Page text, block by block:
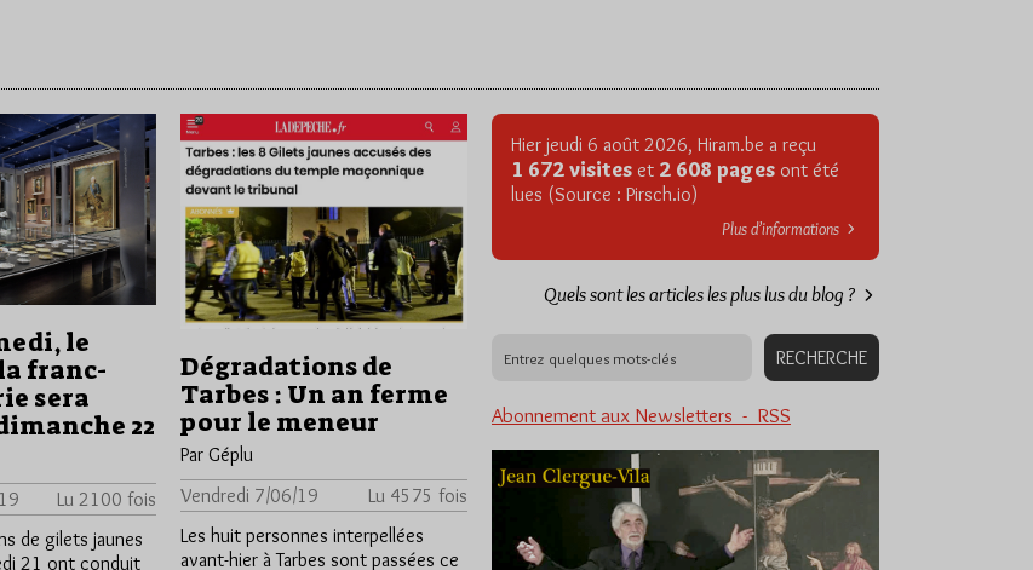
le
franc-
sera
22
Lu 2100 fois
de gilets jaunes
21 ont conduit
Dégradations de
Tarbes : Un an ferme
pour le meneur
Par Géplu
Vendredi 7/06/19
Lu 4575 fois
Les huit personnes interpellées
avant-hier à Tarbes sont passées ce
Hier jeudi 6 août 2026, Hiram.be a reçu
1 672 visites et 2 608 pages ont été
lues (Source : Pirsch.io)
Plus d’informations
Quels sont les articles les plus lus du blog ?
Abonnement aux Newsletters - RSS